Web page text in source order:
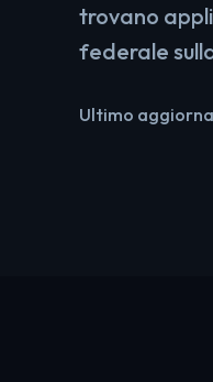
trovano
federale
Ultimo